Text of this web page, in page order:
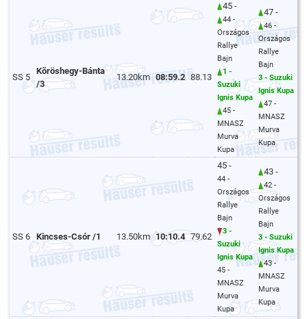
SS 5
Kõröshegy-Bánta
/3
13.20km 08:59.2 88.13
45 -
44 -
Országos
Rallye
Bajn
1 -
Suzuki
Ignis Kupa
45 -
MNASZ
Murva
Kupa
47 -
46 -
Országos
Rallye
Bajn
3 - Suzuki
Ignis Kupa
47 -
MNASZ
Murva
Kupa
SS 6 Kincses-Csór /1 13.50km 10:10.4 79.62
45 -
44 -
Országos
Rallye
Bajn
3 -
Suzuki
Ignis Kupa
45 -
MNASZ
Murva
Kupa
43 -
42 -
Országos
Rallye
Bajn
3 - Suzuki
Ignis Kupa
43 -
MNASZ
Murva
Kupa